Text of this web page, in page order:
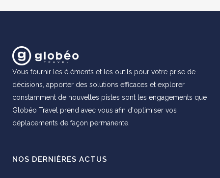
Vous fournir les éléments et les outils pour votre prise de
décisions, apporter des solutions efficaces et explorer
constamment de nouvelles pistes sont les engagements que
Globéo Travel prend avec vous afin d'optimiser vos
déplacements de façon permanente.
NOS DERNIÈRES ACTUS